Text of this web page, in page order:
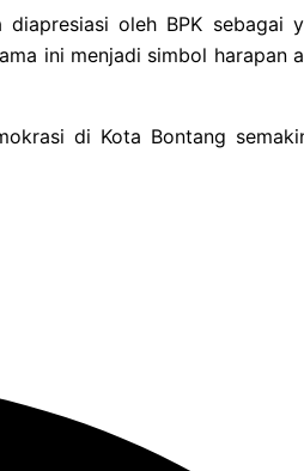
oleh BPK sebagai
ini menjadi simbol harapan
di Kota Bontang